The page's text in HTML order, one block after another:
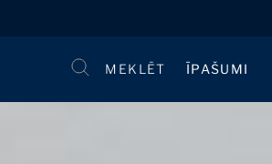
ĪPAŠUMI
MEKLĒT